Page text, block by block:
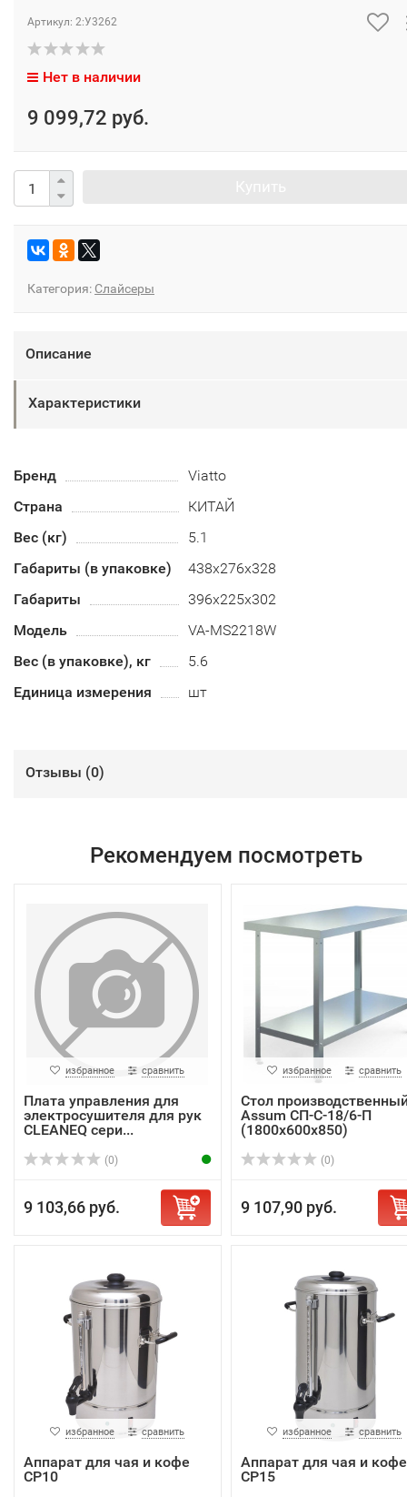
Артикул: 2:У3262
Нет в наличии
9 099,72 руб.
Категория: Слайсеры
Описание
Характеристики
Бренд
Viatto
Страна
КИТАЙ
Вес (кг)
5.1
Габариты (в упаковке)
438х276х328
Габариты
396х225х302
Модель
VA-MS2218W
Вес (в упаковке), кг
5.6
Единица измерения
шт
Отзывы (0)
Рекомендуем посмотреть
избранное сравнить
Плата управления для
электросушителя для рук
CLEANEQ сери...
(0)
9 103,66 руб.
избранное сравнить
Стол
Assum СП-С-18/6-П
(1800х600х850)
(0)
9 107,90 руб.
избранное сравнить
Аппарат для чая и кофе
CP10
избранное сравнить
Аппарат для чая и кофе
CP15